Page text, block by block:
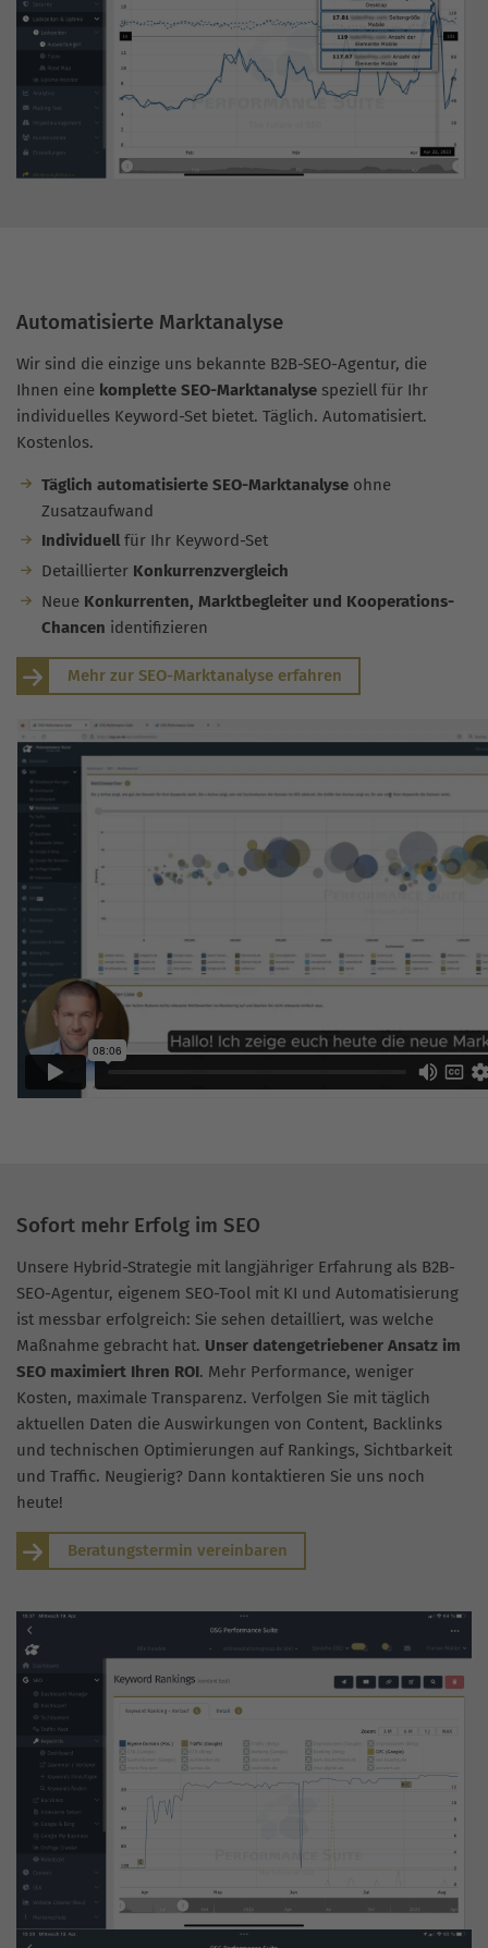
Automatisierte Marktanalyse
Wir sind die einzige uns bekannte B2B-SEO-Agentur, die
Ihnen eine komplette SEO-Marktanalyse speziell für Ihr
individuelles Keyword-Set bietet. Täglich. Automatisiert.
Kostenlos.
Täglich automatisierte SEO-Marktanalyseohne
Zusatzaufwand
Individuellfür Ihr Keyword-Set
Detaillierter Konkurrenzvergleich
Neue Konkurrenten, Marktbegleiter und Kooperations-
Chancen identifizieren
Mehr zur SEO-Marktanalyse erfahren
Sofort mehr Erfolg im SEO
Unsere Hybrid-Strategie mit langjähriger Erfahrung als B2B-
SEO-Agentur, eigenem SEO-Tool mit KI und Automatisierung
ist messbar erfolgreich: Sie sehen detailliert, was welche
Maßnahme gebracht hat. Unser datengetriebener Ansatz im
SEO maximiert Ihren ROI. Mehr Performance, weniger
Kosten, maximale Transparenz. Verfolgen Sie mit täglich
aktuellen Daten die Auswirkungen von Content, Backlinks
und technischen Optimierungen auf Rankings, Sichtbarkeit
und Traffic. Neugierig? Dann kontaktieren Sie uns noch
heute!
Beratungstermin vereinbaren